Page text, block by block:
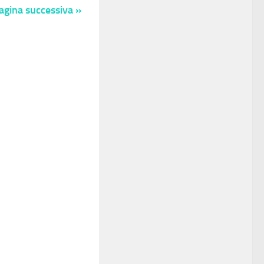
successiva »